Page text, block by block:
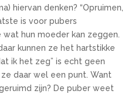
hiervan denken? “Opruimen,
is voor pubers
hun moeder kan zeggen.
kunnen ze het hartstikke
ik het zeg” is echt geen
daar wel een punt. Want
zijn? De puber weet